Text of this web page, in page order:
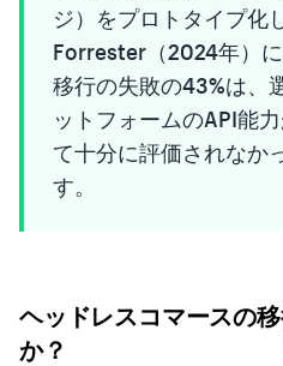
ジ）をプロトタイプ化
Forrester（2024年）
移行の失敗の43%は、
ットフォームのAPI能
て十分に評価されなか
す。
ヘッドレスコマースの
か？